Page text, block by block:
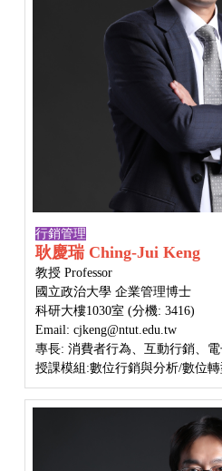
行銷管理
耿慶瑞 Ching-Jui Keng
教授 Professor
國立政治大學 企業管理博士
科研大樓1030室 (分機: 3416)
Email: cjkeng@ntut.edu.tw
專長: 消費者行為、互動行銷、
授課模組:數位行銷與分析/數位